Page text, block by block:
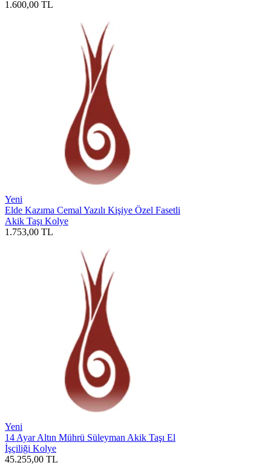
1.600,00 TL
Yeni
Elde Kazıma Cemal Yazılı Kişiye Özel Fasetli
Akik Taşı Kolye
1.753,00 TL
Yeni
14 Ayar Altın Mührü Süleyman Akik Taşı El
İşçiliği Kolye
45.255,00 TL